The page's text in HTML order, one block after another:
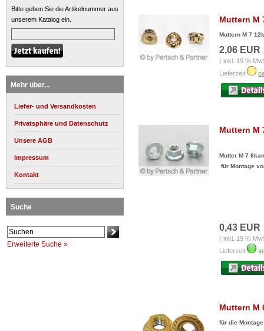
Bitte geben Sie die Artikelnummer aus
unserem Katalog ein.
Mehr über...
Liefer- und Versandkosten
Privatsphäre und Datenschutz
Unsere AGB
Impressum
Kontakt
Suche
Erweiterte Suche »
Muttern M
Muttern M 7
2,06 EUR
( inkl. 19 %
Lieferzeit:
Muttern M
Mutter M 7
für Montage
0,43 EUR
( inkl. 19 %
Lieferzeit:
Muttern M
für die